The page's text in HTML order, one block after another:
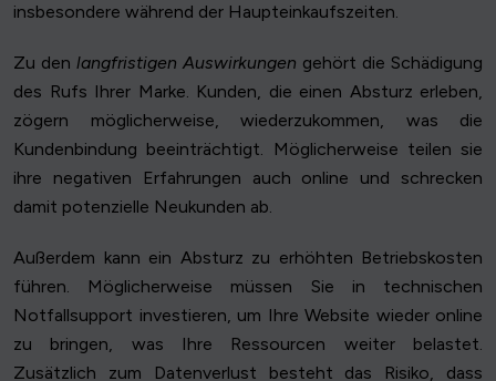
insbesondere während der Haupteinkaufszeiten.
Zu den langfristigen Auswirkungen gehört die Schädigung
des Rufs Ihrer Marke. Kunden, die einen Absturz erleben,
zögern möglicherweise, wiederzukommen, was die
Kundenbindung beeinträchtigt. Möglicherweise teilen sie
ihre negativen Erfahrungen auch online und schrecken
damit potenzielle Neukunden ab.
Außerdem kann ein Absturz zu erhöhten Betriebskosten
führen. Möglicherweise müssen Sie in technischen
Notfallsupport investieren, um Ihre Website wieder online
zu bringen, was Ihre Ressourcen weiter belastet.
Zusätzlich zum Datenverlust besteht das Risiko, dass